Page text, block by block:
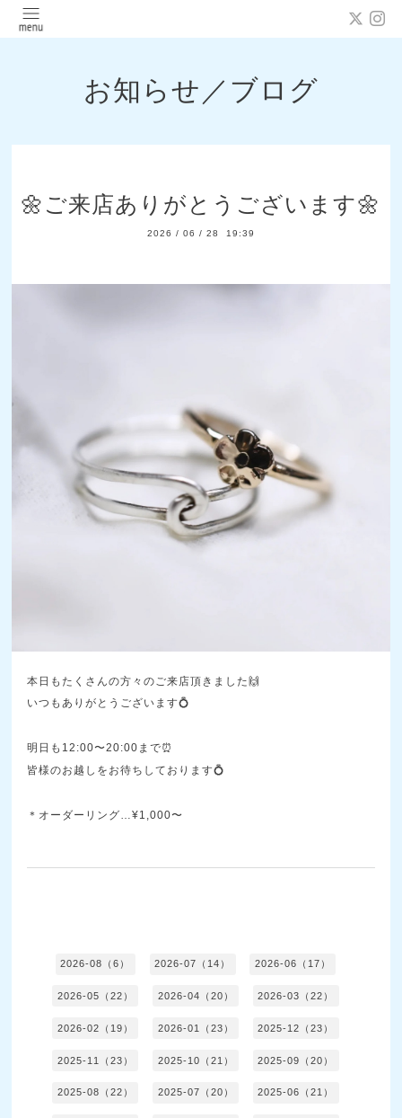
お知らせ／ブログ
🌼ご来店ありがとうございます🌼
2026 / 06 / 28 19:39
本日もたくさんの方々のご来店頂きました🙌
いつもありがとうございます💍
明日も12:00〜20:00まで⏰️
皆様のお越しをお待ちしております💍
＊オーダーリング…¥1,000〜
2026-08（6） 2026-07（14） 2026-06（17）
2026-05（22） 2026-04（20） 2026-03（22）
2026-02（19） 2026-01（23） 2025-12（23）
2025-11（23） 2025-10（21） 2025-09（20）
2025-08（22） 2025-07（20） 2025-06（21）